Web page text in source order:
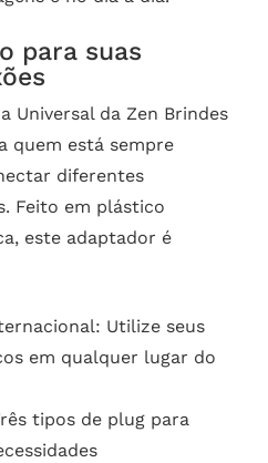
para suas
Universal da Zen Brindes
quem está sempre
diferentes
Feito em plástico
este adaptador é
Utilize seus
em qualquer lugar do
tipos de plug para